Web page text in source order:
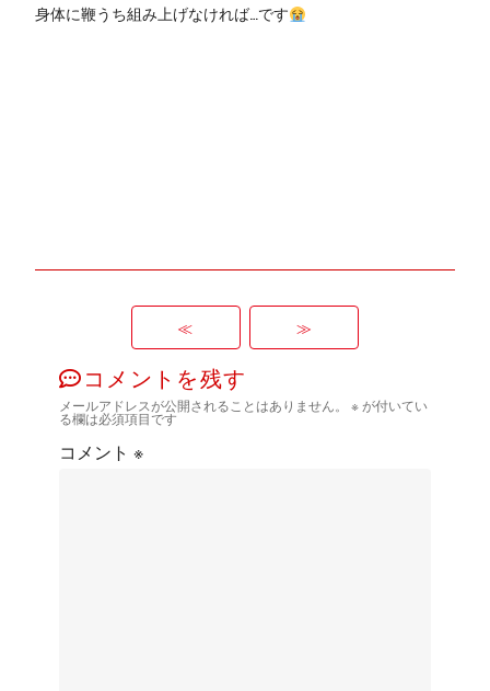
身体に鞭うち組み上げなければ…です
≪ ≫
コメントを残す
メールアドレスが公開されることはありません。 ※が付いてい
る欄は必須項目です
コメント※